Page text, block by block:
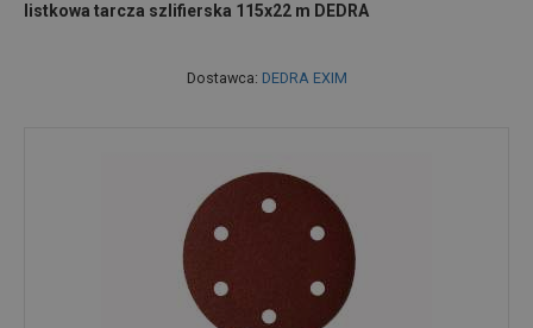
listkowa tarcza szlifierska 115x22 m DEDRA
Dostawca: DEDRA EXIM